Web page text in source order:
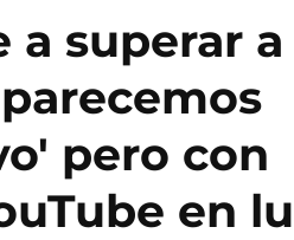
superar a
pero con
en